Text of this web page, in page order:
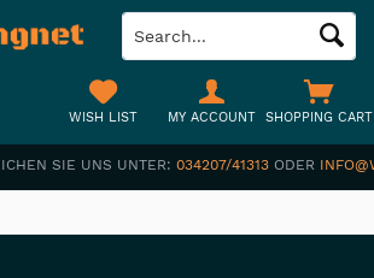
SIE UNS UNTER: 034207/41313 ODER
SHOPPING CART
WISH LIST MY ACCOUNT